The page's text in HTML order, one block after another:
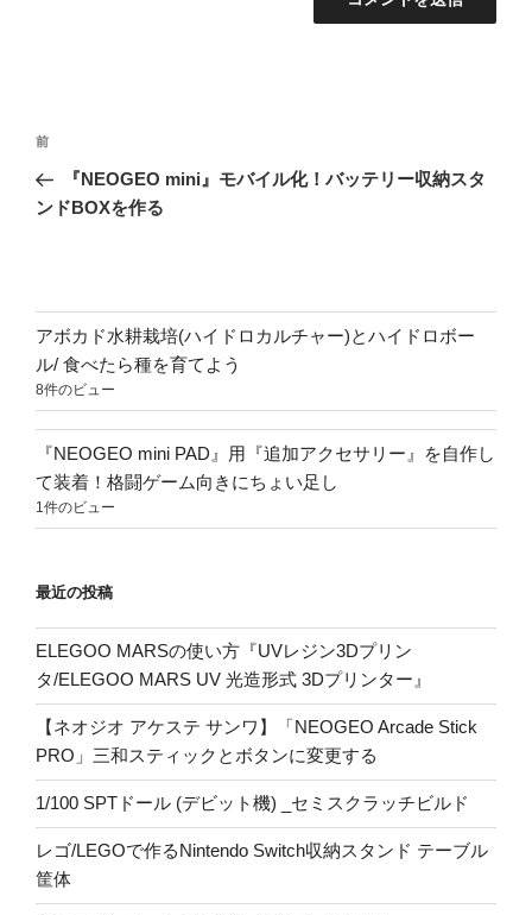
投
ナ
シ
ョ
ン
前
の
投
前
『NEOGEO mini』モバイル化！バッテリー収納スタ
ンドBOXを作る
アボカド水耕栽培(ハイドロカルチャー)とハイドロボー
ル/ 食べたら種を育てよう
8件のビュー
『NEOGEO mini PAD』用『追加アクセサリー』を自作し
て装着！格闘ゲーム向きにちょい足し
1件のビュー
最近の投稿
ELEGOO MARSの使い方『UVレジン3Dプリン
タ/ELEGOO MARS UV 光造形式 3Dプリンター』
【ネオジオ アケステ サンワ】「NEOGEO Arcade Stick
PRO」三和スティックとボタンに変更する
1/100 SPTドール (デビット機) _セミスクラッチビルド
レゴ/LEGOで作るNintendo Switch収納スタンド テーブル
筐体